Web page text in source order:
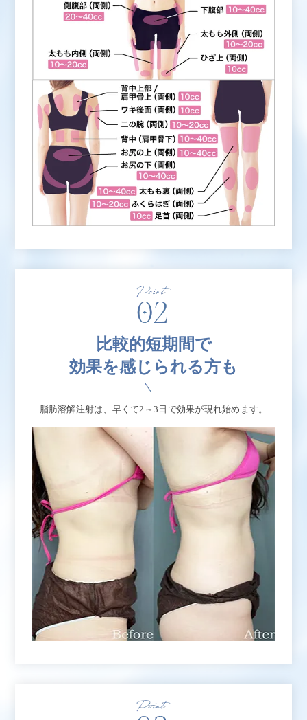
比較的短期間で
効果を感じられる方も
脂肪溶解注射は、早くて2～3日で効果が現れ始めます。